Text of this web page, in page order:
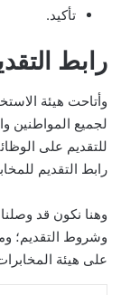
تأكيد.
رابط
وأتاحت هيئة
لجميع المواطنين
للتقديم على
رابط التقديم
وشروط التقديم؛
على هيئة